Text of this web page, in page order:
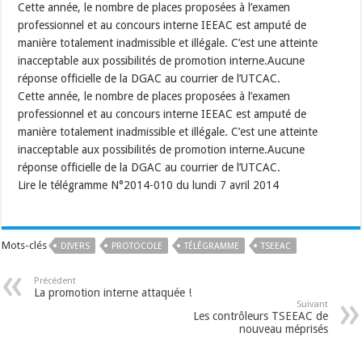
Cette année, le nombre de places proposées à l’examen
professionnel et au concours interne IEEAC est amputé de
manière totalement inadmissible et illégale. C’est une atteinte
inacceptable aux possibilités de promotion interne.Aucune
réponse officielle de la DGAC au courrier de l’UTCAC.
Cette année, le nombre de places proposées à l’examen
professionnel et au concours interne IEEAC est amputé de
manière totalement inadmissible et illégale. C’est une atteinte
inacceptable aux possibilités de promotion interne.Aucune
réponse officielle de la DGAC au courrier de l’UTCAC.
Lire le télégramme N°2014-010 du lundi 7 avril 2014
Mots-clés DIVERS PROTOCOLE TÉLÉGRAMME TSEEAC
Précédent
La promotion interne attaquée !
Suivant
Les contrôleurs TSEEAC de
nouveau méprisés